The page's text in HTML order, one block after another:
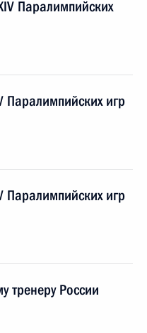
Паралимпийских
Паралимпийских игр
Паралимпийских игр
тренеру России